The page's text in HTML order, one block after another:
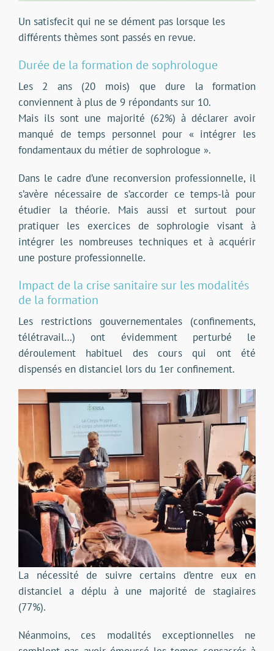
Un satisfecit qui ne se dément pas lorsque les
différents thèmes sont passés en revue.
Durée de la formation de sophrologue
Les 2 ans (20 mois) que dure la formation
conviennent à plus de 9 répondants sur 10.
Mais ils sont une majorité (62%) à déclarer avoir
manqué de temps personnel pour « intégrer les
fondamentaux du métier de sophrologue ».
Dans le cadre d’une reconversion professionnelle, il
s’avère nécessaire de s’accorder ce temps-là pour
étudier la théorie. Mais aussi et surtout pour
pratiquer les exercices de sophrologie visant à
intégrer les nombreuses techniques et à acquérir
une posture professionnelle.
Impact de la crise sanitaire sur les modalités
de la formation
Les restrictions gouvernementales (confinements,
télétravail…) ont évidemment perturbé le
déroulement habituel des cours qui ont été
dispensés en distanciel lors du 1er confinement.
La nécessité de suivre certains d’entre eux en
distanciel a déplu à une majorité de stagiaires
(77%).
Néanmoins, ces modalités exceptionnelles ne